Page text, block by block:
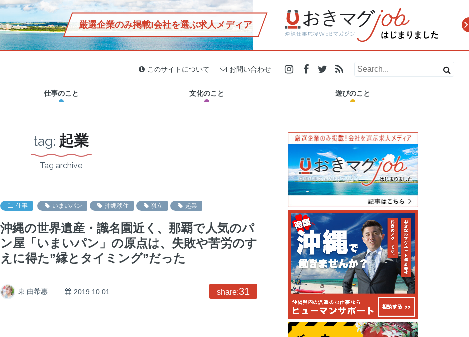
厳選企業のみ掲載!会社を選ぶ求人メディア
このサイトについて お問い合わせ
2020.04.02
2019.12.27
島に鮮魚店が多い謎！沖縄
見！愛と癒しがギュッと詰
浦添市で24時間営業の「ナ
カハラストアー」が沖縄県
仕事のこと
2020.03.16
2019.11.13
秘話！社会活動「児童支
で店舗オープン！県内で活
糸満市の電源カフェを探
す！沖縄在住フリーランス
文化のこと
2020.03.30
2019.11.29
島のB級グルメ誕生秘話！
体験！？ 「城紅型染工房」
【#残したい沖縄 エッセイ
Vol.5】残していく沖縄の魅
遊びのこと
2019.12.29
2019.12.25
する “チルアウト”な空間
守りたい」ー 沖縄でSDO認
マスターズ甲子園2019 2泊
3日密着レポート(沖縄県代
tag: 起業
Tag archive
仕事 いまいパン 沖縄移住 独立 起業
沖縄の世界遺産・識名園近く、那覇で人気のパ
ン屋「いまいパン」の原点は、失敗や苦労のす
えに得た”縁とタイミング”だった
東 由希惠 2019.10.01 share:31